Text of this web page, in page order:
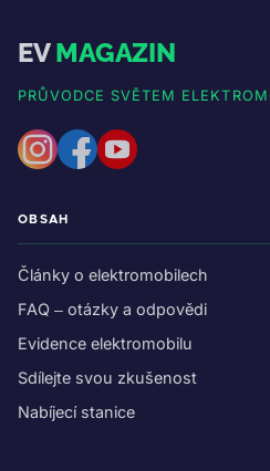
EVMAGAZIN
PRŮVODCE SVĚTEM
OBSAH
Články o elektromobilech
FAQ – otázky a odpovědi
Evidence elektromobilu
Sdílejte svou zkušenost
Nabíjecí stanice